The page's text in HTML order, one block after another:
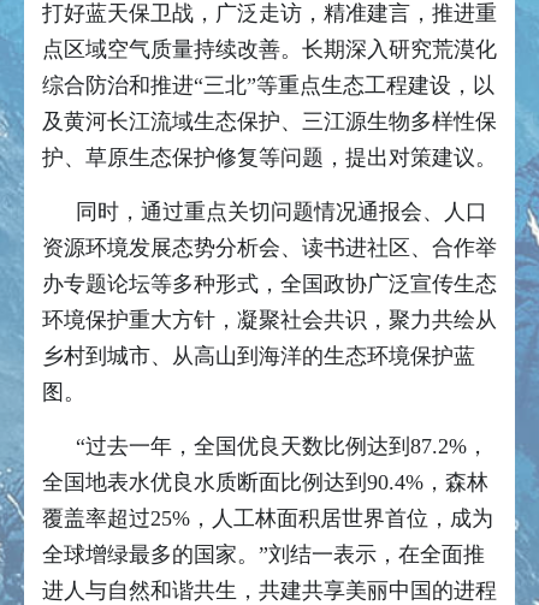
打好蓝天保卫战，广泛走访，精准建言，推进重
点区域空气质量持续改善。长期深入研究荒漠化
综合防治和推进“三北”等重点生态工程建设，以
及黄河长江流域生态保护、三江源生物多样性保
护、草原生态保护修复等问题，提出对策建议。
同时，通过重点关切问题情况通报会、人口
资源环境发展态势分析会、读书进社区、合作举
办专题论坛等多种形式，全国政协广泛宣传生态
环境保护重大方针，凝聚社会共识，聚力共绘从
乡村到城市、从高山到海洋的生态环境保护蓝
图。
“过去一年，全国优良天数比例达到87.2%，
全国地表水优良水质断面比例达到90.4%，森林
覆盖率超过25%，人工林面积居世界首位，成为
全球增绿最多的国家。”刘结一表示，在全面推
进人与自然和谐共生，共建共享美丽中国的进程